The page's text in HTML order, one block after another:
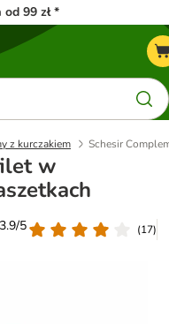
99 zł *
z kurczakiem Schesir
w
5
(17)